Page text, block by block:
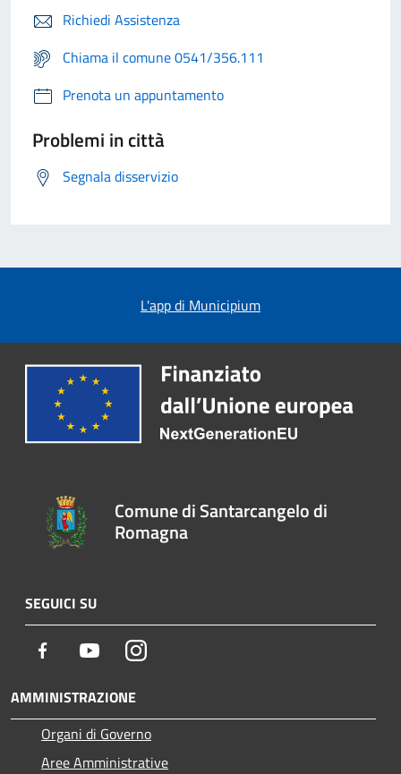
Richiedi Assistenza
Chiama il comune 0541/356.111
Prenota un appuntamento
Problemi in città
Segnala disservizio
L'app di Municipium
Comune di Santarcangelo di
Romagna
SEGUICI SU
Facebook YoutubeInstagram
AMMINISTRAZIONE
Organi di Governo
Aree Amministrative